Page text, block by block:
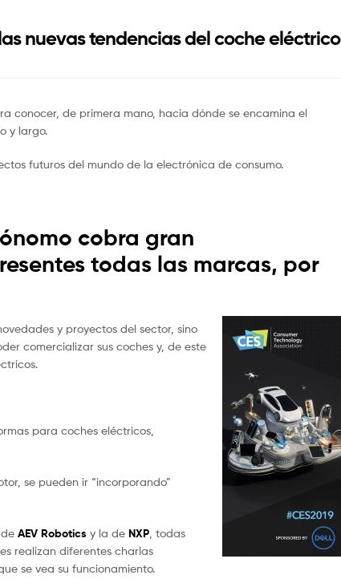
nuevas tendencias del coche eléctrico
conocer, de primera mano, hacia dónde se encamina el
y largo.
futuros del mundo de la electrónica de consumo.
cobra gran
todas las marcas, por
y proyectos del sector, sino
comercializar sus coches y, de este
para coches eléctricos,
se pueden ir “incorporando”
de AEV Robotics y la de NXP , todas
realizan diferentes charlas
se vea su funcionamiento.